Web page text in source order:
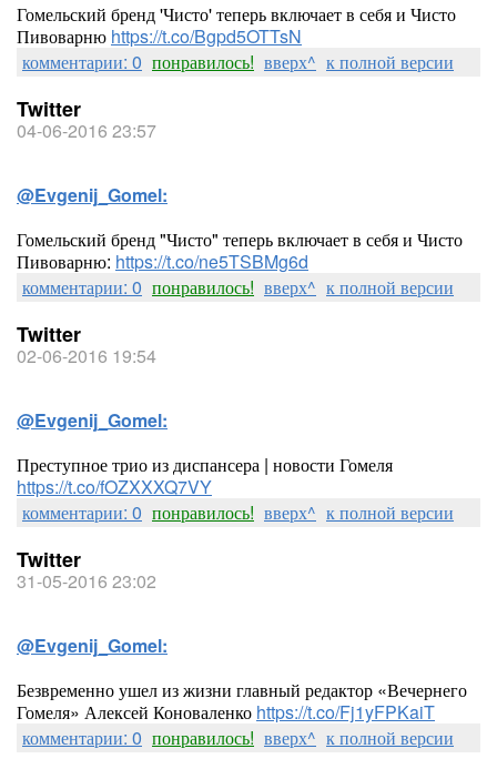
Гомельский бренд 'Чисто' теперь включает в себя и Чисто
Пивоварню https://t.co/Bgpd5OTTsN
комментарии: 0 понравилось! вверх^ к полной версии
Twitter
04-06-2016 23:57
@Evgenij_Gomel:
Гомельский бренд "Чисто" теперь включает в себя и Чисто
Пивоварню: https://t.co/ne5TSBMg6d
комментарии: 0 понравилось! вверх^ к полной версии
Twitter
02-06-2016 19:54
@Evgenij_Gomel:
Преступное трио из диспансера | новости Гомеля
https://t.co/fOZXXXQ7VY
комментарии: 0 понравилось! вверх^ к полной версии
Twitter
31-05-2016 23:02
@Evgenij_Gomel:
Безвременно ушел из жизни главный редактор «Вечернего
Гомеля» Алексей Коноваленко https://t.co/Fj1yFPKaiT
комментарии: 0 понравилось! вверх^ к полной версии